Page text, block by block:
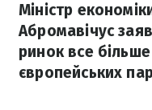
Міністр
Абромавічус
ринок все
європейських